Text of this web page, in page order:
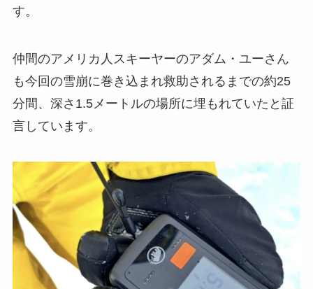
す。
仲間のアメリカ人スキーヤーのアダム・ユーさん
も今回の雪崩に巻き込まれ救助されるまでの約25
分間、深さ1.5メートルの場所に埋もれていたと証
言しています。